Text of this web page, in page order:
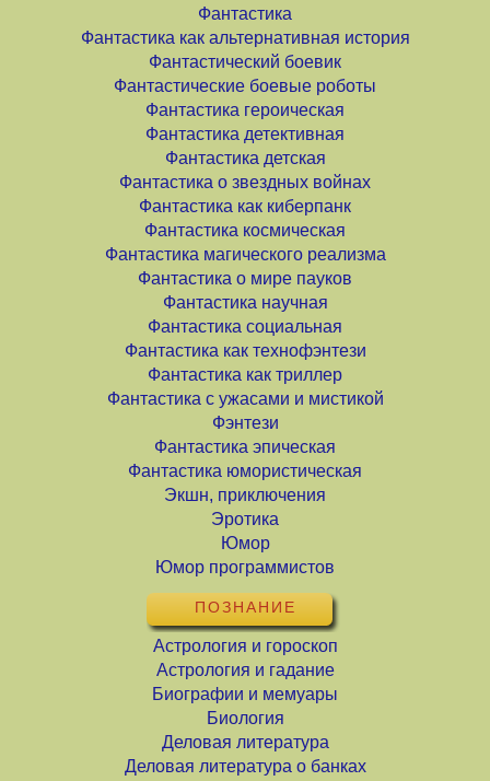
Фантастика
Фантастика как альтернативная история
Фантастический боевик
Фантастические боевые роботы
Фантастика героическая
Фантастика детективная
Фантастика детская
Фантастика о звездных войнах
Фантастика как киберпанк
Фантастика космическая
Фантастика магического реализма
Фантастика о мире пауков
Фантастика научная
Фантастика социальная
Фантастика как технофэнтези
Фантастика как триллер
Фантастика с ужасами и мистикой
Фэнтези
Фантастика эпическая
Фантастика юмористическая
Экшн, приключения
Эротика
Юмор
Юмор программистов
ПОЗНАНИЕ
Астрология и гороскоп
Астрология и гадание
Биографии и мемуары
Биология
Деловая литература
Деловая литература о банках